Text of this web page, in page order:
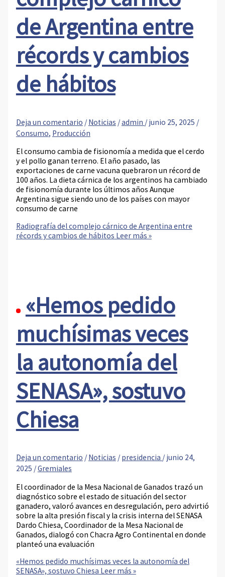
de Argentina entre
récords y cambios
de hábitos
Deja un comentario / Noticias /admin / junio 25, 2025 /
Consumo, Producción
El consumo cambia de fisionomía a medida que el cerdo
y el pollo ganan terreno. El año pasado, las
exportaciones de carne vacuna quebraron un récord de
100 años. La dieta cárnica de los argentinos ha cambiado
de fisionomía durante los últimos años Aunque
Argentina sigue siendo uno de los países con mayor
consumo de carne
Radiografía del complejo cárnico de Argentina entre
récords y cambios de hábitos Leer más »
«Hemos pedido
muchísimas veces
la autonomía del
SENASA», sostuvo
Chiesa
Deja un comentario / Noticias / presidencia / junio 24,
2025 /Gremiales
El coordinador de la Mesa Nacional de Ganados trazó un
diagnóstico sobre el estado de situación del sector
ganadero, valoró avances en desregulación, pero advirtió
sobre la alta presión fiscal y la crisis interna del SENASA
Dardo Chiesa, Coordinador de la Mesa Nacional de
Ganados, dialogó con Chacra Agro Continental en donde
planteó una evaluación
«Hemos pedido muchísimas veces la autonomía del
SENASA», sostuvo Chiesa Leer más »